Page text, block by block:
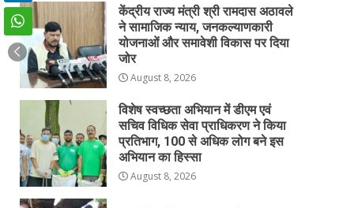
केंद्रीय राज्य मंत्री श्री रामदास अठावले
ने सामाजिक न्याय, जनकल्याणकारी
योजनाओं और समावेशी विकास पर दिया
जोर
August 8, 2026
विशेष स्वच्छता अभियान में डीएम एवं
सचिव विधिक सेवा प्राधिकरण ने किया
प्रतिभाग, 100 से अधिक लोग बने इस
अभियान का हिस्सा
August 8, 2026